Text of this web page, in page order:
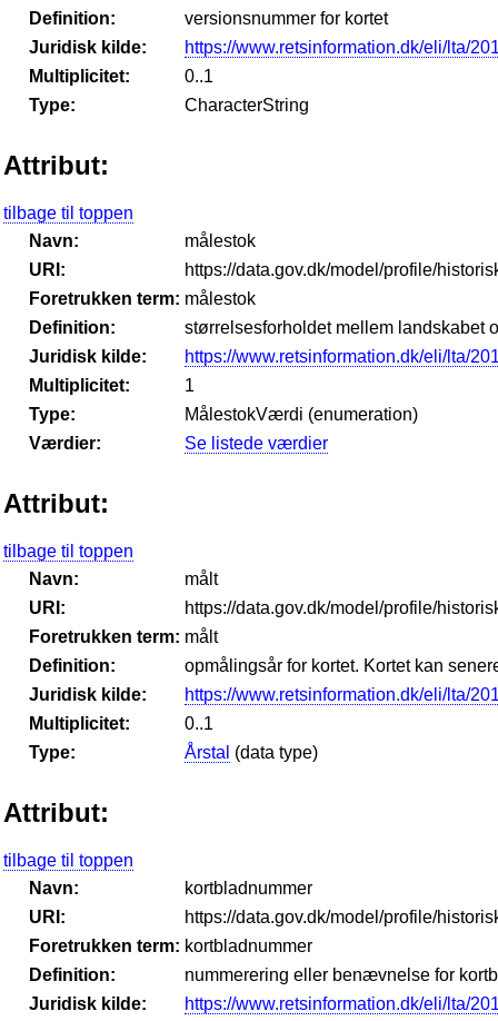
Definition:
versionsnummer for kortet
Juridisk kilde:
https://www.retsinformation.dk/eli/lta/
Multiplicitet:
0..1
Type:
CharacterString
Attribut:
tilbage til toppen
Navn:
målestok
URI:
https://data.gov.dk/model/profile/
Foretrukken term: målestok
Definition:
størrelsesforholdet mellem landskabet
Juridisk kilde:
https://www.retsinformation.dk/eli/lta/
Multiplicitet:
1
Type:
MålestokVærdi (enumeration)
Værdier:
Se listede værdier
Attribut:
tilbage til toppen
Navn:
målt
URI:
https://data.gov.dk/model/profile/
Foretrukken term: målt
Definition:
opmålingsår for kortet. Kortet kan
Juridisk kilde:
https://www.retsinformation.dk/eli/lta/
Multiplicitet:
0..1
Type:
Årstal (data type)
Attribut:
tilbage til toppen
Navn:
kortbladnummer
URI:
https://data.gov.dk/model/profile/
Foretrukken term: kortbladnummer
Definition:
nummerering eller benævnelse for
Juridisk kilde:
https://www.retsinformation.dk/eli/lta/